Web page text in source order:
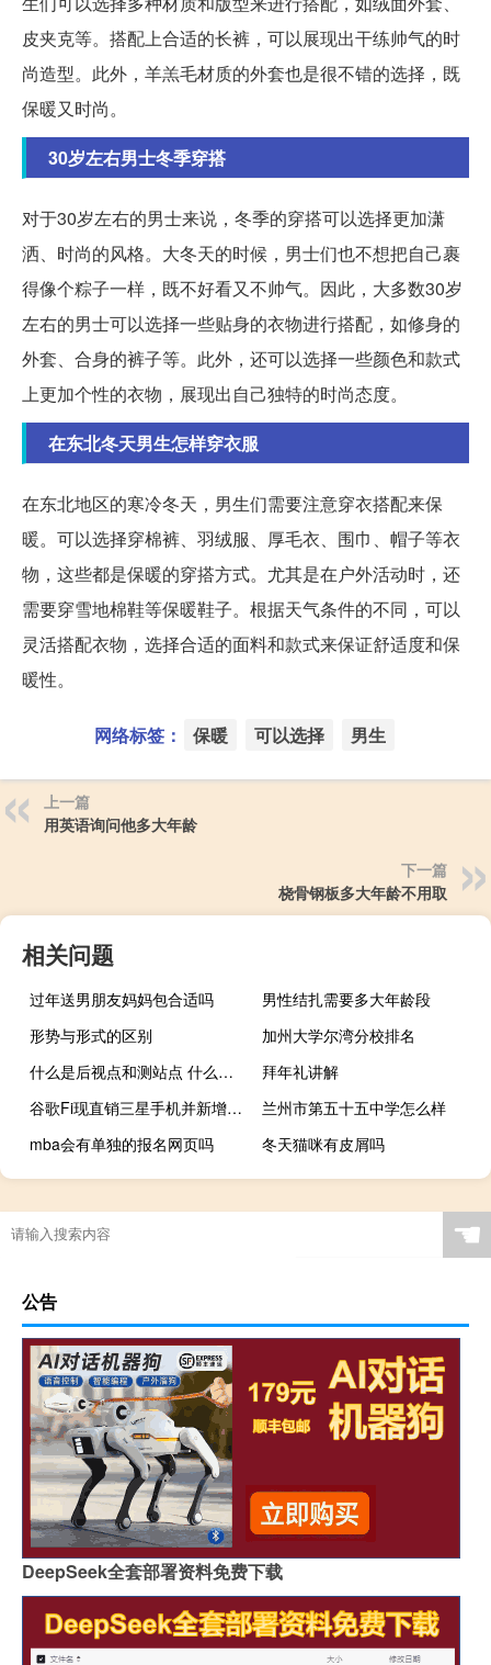
皮夹克等。搭配上合适的长裤，可以展现出干练帅气的时
尚造型。此外，羊羔毛材质的外套也是很不错的选择，既
保暖又时尚。
30岁左右男士冬季穿搭
对于30岁左右的男士来说，冬季的穿搭可以选择更加潇
洒、时尚的风格。大冬天的时候，男士们也不想把自己裹
得像个粽子一样，既不好看又不帅气。因此，大多数30岁
左右的男士可以选择一些贴身的衣物进行搭配，如修身的
外套、合身的裤子等。此外，还可以选择一些颜色和款式
上更加个性的衣物，展现出自己独特的时尚态度。
在东北冬天男生怎样穿衣服
在东北地区的寒冷冬天，男生们需要注意穿衣搭配来保
暖。可以选择穿棉裤、羽绒服、厚毛衣、围巾、帽子等衣
物，这些都是保暖的穿搭方式。尤其是在户外活动时，还
需要穿雪地棉鞋等保暖鞋子。根据天气条件的不同，可以
灵活搭配衣物，选择合适的面料和款式来保证舒适度和保
暖性。
网络标签： 保暖 可以选择 男生
上一篇
用英语询问他多大年龄
下一篇
桡骨钢板多大年龄不用取
相关问题
过年送男朋友妈妈包合适吗
男性结扎需要多大年龄段
形势与形式的区别
加州大学尔湾分校排名
什么是后视点和测站点 什么是后视镜记忆
拜年礼讲解
谷歌Fi现直销三星手机并新增5G地图
兰州市第五十五中学怎么样
mba会有单独的报名网页吗
冬天猫咪有皮屑吗
☚
公告
DeepSeek全套部署资料免费下载